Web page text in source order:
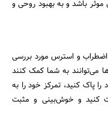
باشد و به بهبود روحی و
اضطراب و استرس مورد بررسی
می‌توانند به شما کمک کنند
پاک کنید، تمرکز خود را به
کنید و خوش‌بینی و مثبت